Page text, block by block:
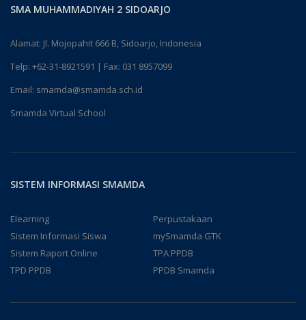
SMA MUHAMMADIYAH 2 SIDOARJO
Alamat: Jl. Mojopahit 666 B, Sidoarjo, Indonesia
Telp: +62-31-8921591 | Fax: 031 8957099
Email: smamda@smamda.sch.id
Smamda Virtual School
SISTEM INFORMASI SMAMDA
Elearning
Perpustakaan
Sistem Informasi Siswa
mySmamda GTK
Sistem Raport Online
TPA PPDB
TPD PPDB
PPDB Smamda